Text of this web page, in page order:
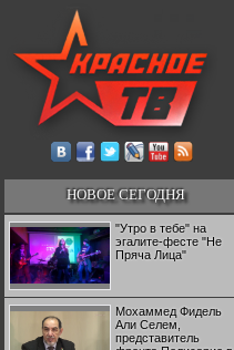
НОВОЕ СЕГОДНЯ
"Утро в тебе" на
эгалите-фесте "Не
Пряча Лица"
Мохаммед Фидель
Али Селем,
представитель